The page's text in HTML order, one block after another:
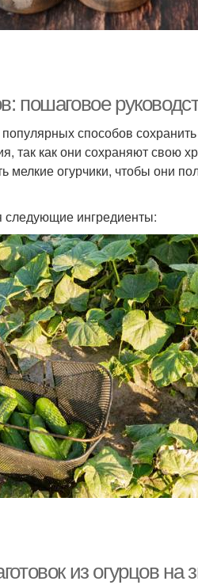
пошаговое
способов
так как они сохраняют свою
мелкие огурчики, чтобы они
следующие ингредиенты:
из огурцов на